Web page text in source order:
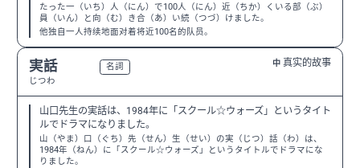
たった一（いち）人（にん）で100人（にん）近（ちか）くいる部（ぶ）
員（いん）と向（む）き合（あ）い続（つづ）けました。
他独自一人持续地面对着将近100名的队员。
実話
じつわ
名詞 中 真实的故事
山口先生の実話は、1984年に「スクール☆ウォーズ」というタイト
ルでドラマになりました。
山（やま）口（ぐち）先（せん）生（せい）の実（じつ）話（わ）は、
1984年（ねん）に「スクール☆ウォーズ」というタイトルでドラマにな
りました。